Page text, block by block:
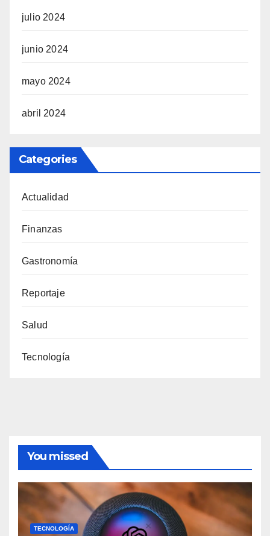
julio 2024
junio 2024
mayo 2024
abril 2024
Categories
Actualidad
Finanzas
Gastronomía
Reportaje
Salud
Tecnología
You missed
TECNOLOGÍA